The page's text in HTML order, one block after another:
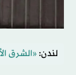
لندن: «الشرق